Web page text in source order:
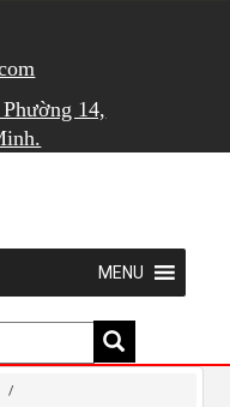
14,
MENU
/